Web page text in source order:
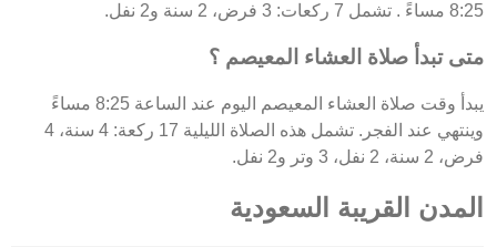
8:25 مساءً . تشمل 7 ركعات: 3 فرض، 2 سنة و2 نفل.
متى تبدأ صلاة العشاء المعيصم ؟
يبدأ وقت صلاة العشاء المعيصم اليوم عند الساعة 8:25 مساءً
وينتهي عند الفجر. تشمل هذه الصلاة الليلية 17 ركعة: 4 سنة، 4
فرض، 2 سنة، 2 نفل، 3 وتر و2 نفل.
المدن القريبة السعودية